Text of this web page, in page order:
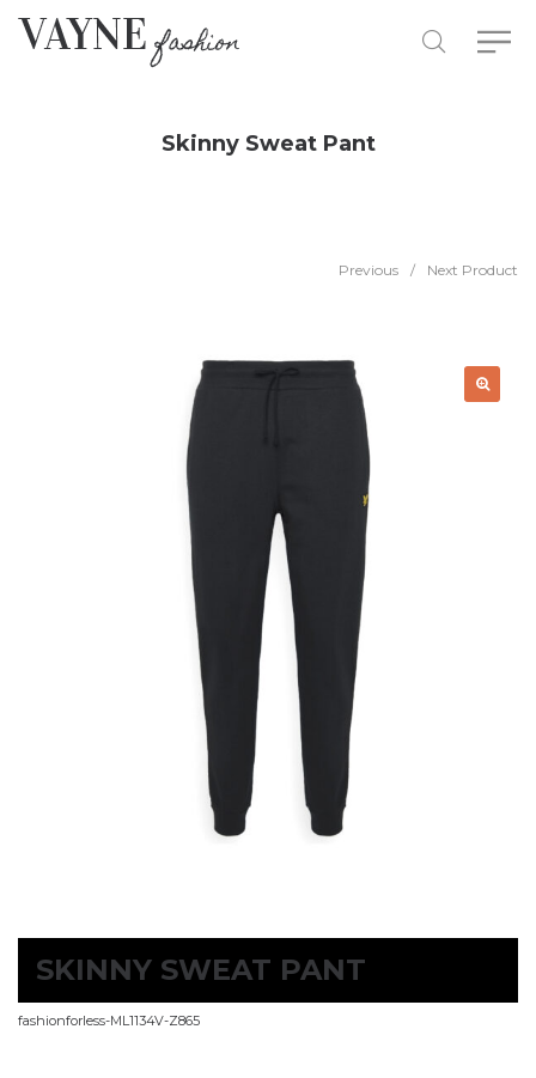
Skinny Sweat Pant
Previous / Next Product
SKINNY SWEAT PANT
fashionforless-ML1134V-Z865